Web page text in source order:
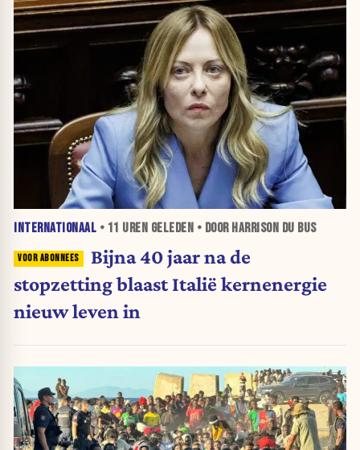
INTERNATIONAAL • 11 UREN GELEDEN • DOOR HARRISON DU BUS
Bijna 40 jaar na de
stopzetting blaast Italië kernenergie
nieuw leven in